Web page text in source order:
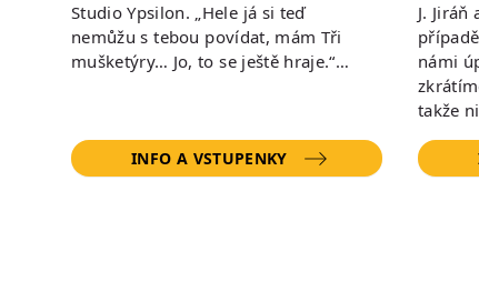
Studio Ypsilon. „Hele já si teď
nemůžu s tebou povídat, mám Tři
mušketýry… Jo, to se ještě hraje.“…
INFO A VSTUPENKY
J. Jiráň
námi
takže